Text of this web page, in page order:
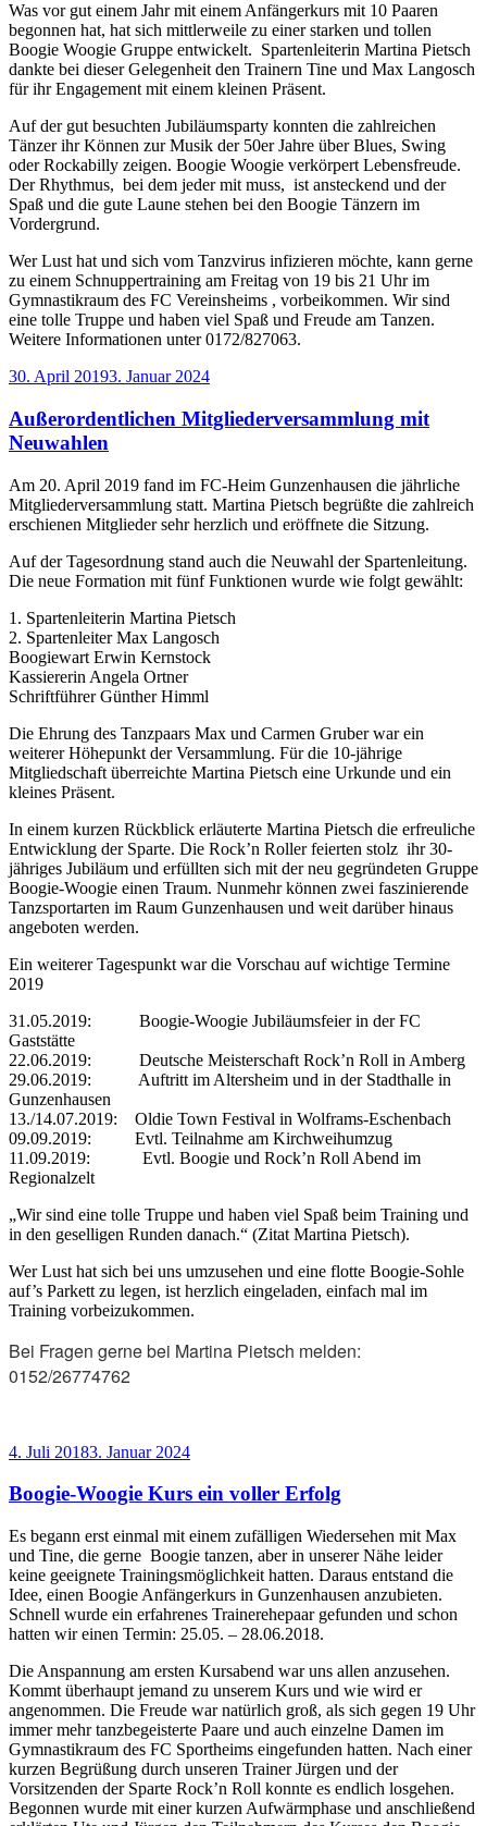
Was vor gut einem Jahr mit einem Anfängerkurs mit 10 Paaren
begonnen hat, hat sich mittlerweile zu einer starken und tollen
Boogie Woogie Gruppe entwickelt. Spartenleiterin Martina Pietsch
dankte bei dieser Gelegenheit den Trainern Tine und Max Langosch
für ihr Engagement mit einem kleinen Präsent.
Auf der gut besuchten Jubiläumsparty konnten die zahlreichen
Tänzer ihr Können zur Musik der 50er Jahre über Blues, Swing
oder Rockabilly zeigen. Boogie Woogie verkörpert Lebensfreude.
Der Rhythmus, bei dem jeder mit muss, ist ansteckend und der
Spaß und die gute Laune stehen bei den Boogie Tänzern im
Vordergrund.
Wer Lust hat und sich vom Tanzvirus infizieren möchte, kann gerne
zu einem Schnuppertraining am Freitag von 19 bis 21 Uhr im
Gymnastikraum des FC Vereinsheims , vorbeikommen. Wir sind
eine tolle Truppe und haben viel Spaß und Freude am Tanzen.
Weitere Informationen unter 0172/827063.
Veröffentlicht
30. April 20193. Januar 2024
Außerordentlichen Mitgliederversammlung mit
Neuwahlen
Am 20. April 2019 fand im FC-Heim Gunzenhausen die jährliche
Mitgliederversammlung statt. Martina Pietsch begrüßte die zahlreich
erschienen Mitglieder sehr herzlich und eröffnete die Sitzung.
Auf der Tagesordnung stand auch die Neuwahl der Spartenleitung.
Die neue Formation mit fünf Funktionen wurde wie folgt gewählt:
1. Spartenleiterin Martina Pietsch
2. Spartenleiter Max Langosch
Boogiewart Erwin Kernstock
Kassiererin Angela Ortner
Schriftführer Günther Himml
Die Ehrung des Tanzpaars Max und Carmen Gruber war ein
weiterer Höhepunkt der Versammlung. Für die 10-jährige
Mitgliedschaft überreichte Martina Pietsch eine Urkunde und ein
kleines Präsent.
In einem kurzen Rückblick erläuterte Martina Pietsch die erfreuliche
Entwicklung der Sparte. Die Rock’n Roller feierten stolz ihr 30-
jähriges Jubiläum und erfüllten sich mit der neu gegründeten Gruppe
Boogie-Woogie einen Traum. Nunmehr können zwei faszinierende
Tanzsportarten im Raum Gunzenhausen und weit darüber hinaus
angeboten werden.
Ein weiterer Tagespunkt war die Vorschau auf wichtige Termine
2019
31.05.2019: Boogie-Woogie Jubiläumsfeier in der FC
Gaststätte
22.06.2019: Deutsche Meisterschaft Rock’n Roll in Amberg
29.06.2019: Auftritt im Altersheim und in der Stadthalle in
Gunzenhausen
13./14.07.2019: Oldie Town Festival in Wolframs-Eschenbach
09.09.2019: Evtl. Teilnahme am Kirchweihumzug
11.09.2019: Evtl. Boogie und Rock’n Roll Abend im
Regionalzelt
„Wir sind eine tolle Truppe und haben viel Spaß beim Training und
in den geselligen Runden danach.“ (Zitat Martina Pietsch).
Wer Lust hat sich bei uns umzusehen und eine flotte Boogie-Sohle
auf’s Parkett zu legen, ist herzlich eingeladen, einfach mal im
Training vorbeizukommen.
Bei Fragen gerne bei Martina Pietsch melden:
0152/26774762
Veröffentlicht
4. Juli 20183. Januar 2024
Boogie-Woogie Kurs ein voller Erfolg
Es begann erst einmal mit einem zufälligen Wiedersehen mit Max
und Tine, die gerne Boogie tanzen, aber in unserer Nähe leider
keine geeignete Trainingsmöglichkeit hatten. Daraus entstand die
Idee, einen Boogie Anfängerkurs in Gunzenhausen anzubieten.
Schnell wurde ein erfahrenes Trainerehepaar gefunden und schon
hatten wir einen Termin: 25.05. – 28.06.2018.
Die Anspannung am ersten Kursabend war uns allen anzusehen.
Kommt überhaupt jemand zu unserem Kurs und wie wird er
angenommen. Die Freude war natürlich groß, als sich gegen 19 Uhr
immer mehr tanzbegeisterte Paare und auch einzelne Damen im
Gymnastikraum des FC Sportheims eingefunden hatten. Nach einer
kurzen Begrüßung durch unseren Trainer Jürgen und der
Vorsitzenden der Sparte Rock’n Roll konnte es endlich losgehen.
Begonnen wurde mit einer kurzen Aufwärmphase und anschließend